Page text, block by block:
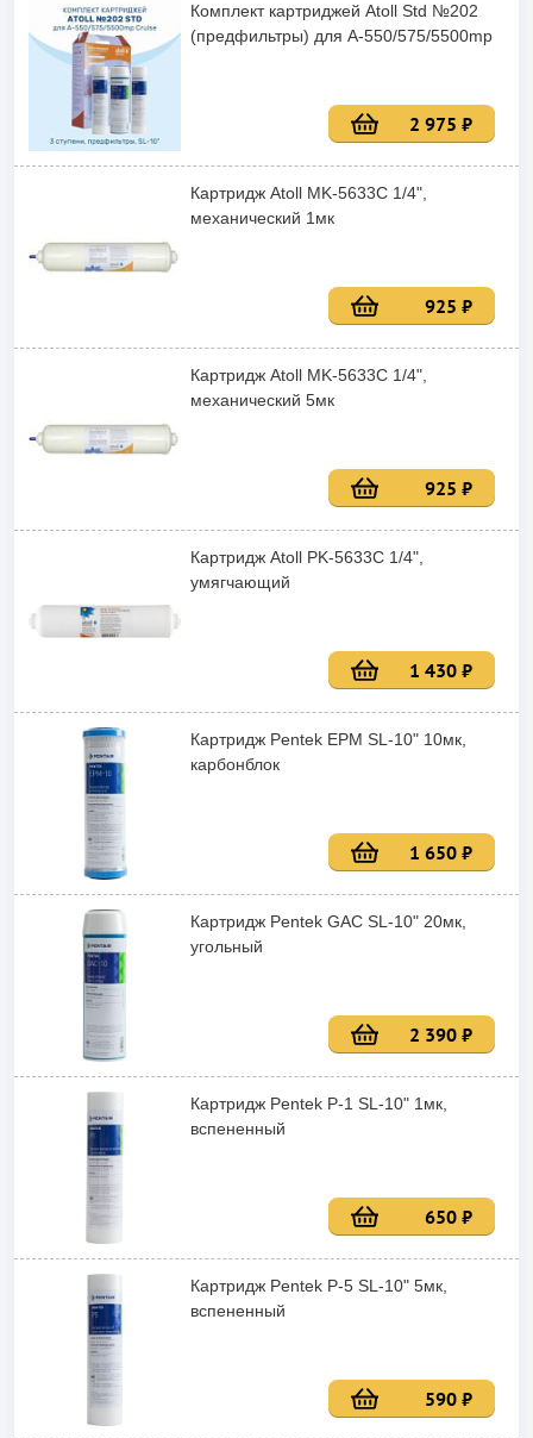
Комплект картриджей Atoll Std №202
(предфильтры) для А-550/575/5500mp
2 975 ₽
Картридж Atoll MK-5633C 1/4",
механический 1мк
925 ₽
Картридж Atoll MK-5633C 1/4",
механический 5мк
925 ₽
Картридж Atoll PK-5633C 1/4",
умягчающий
1 430 ₽
Картридж Pentek EPM SL-10" 10мк,
карбонблок
1 650 ₽
Картридж Pentek GAC SL-10" 20мк,
угольный
2 390 ₽
Картридж Pentek P-1 SL-10" 1мк,
вспененный
650 ₽
Картридж Pentek P-5 SL-10" 5мк,
вспененный
590 ₽